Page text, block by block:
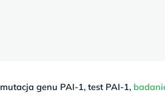
genu PAI-1, test PAI-1,